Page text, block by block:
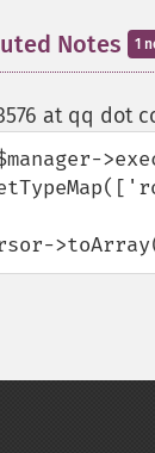
Notes 1
at qq dot